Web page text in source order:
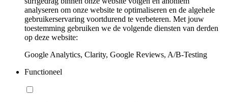
analyseren om onze website te optimaliseren en de algehele
gebruikerservaring voortdurend te verbeteren. Met jouw
toestemming gebruiken we de volgende diensten van derden
op deze website:
Google Analytics, Clarity, Google Reviews, A/B-Testing
Functioneel